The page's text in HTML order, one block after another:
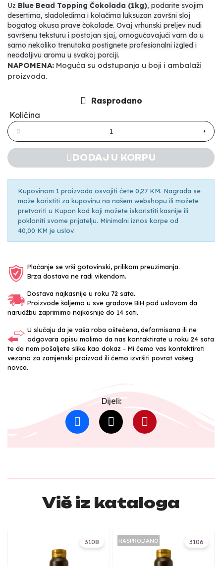
Uz Blue Bead Topping Čokolada (1kg), podarite svojim
desertima, sladoledima i kolačima luksuzan završni sloj
bogatog okusa prave čokolade. Ovaj vrhunski preljev nudi
savršenu teksturu i postojan sjaj, omogućavajući vam da u
samo nekoliko trenutaka postignete profesionalni izgled i
neodoljivu aromu u svakoj porciji.
NAPOMENA: Moguća su odstupanja u boji i ambalaži
proizvoda.
Rasprodano
Količina
DODAJ U KORPU
Kupovinom 1 proizvoda osvojiti ćete 0,27 KM. Nagrada se
može koristiti za kupovinu na našem webshopu ili možete
pretvoriti u Kupon kod koji možete iskoristiti kasnije ili
pokloniti svome prijatelju. Minimalni iznos korpe od
40,00 KM je uslov.
Plaćanje se vrši gotovinski, prilikom preuzimanja.
Brza dostava ne radi vikendom.
Dostava najkasnije u roku 72 sata.
Proizvode šaljemo u sve gradove BiH pod uslovom da
narudžbu zaprimimo najkasnije do 14 sati.
U slučaju da je vaša roba oštećena, deformisana ili ne
odgovara opisu molimo da nas kontaktirate u roku 24 sata
te da nam pošaljete slike kao dokaz - Mi ćemo vas kontaktirati
vezano za zamjenski proizvod ili ćemo izvršiti povrat vašeg
novca.
Dijeli:
Više iz kataloga
3108 3106
RASPRODANO